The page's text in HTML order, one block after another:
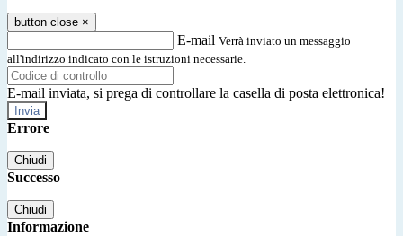
button close ×
E-mail Verrà inviato un messaggio
all'indirizzo indicato con le istruzioni necessarie.
E-mail inviata, si prega di controllare la casella di posta elettronica!
Errore
Chiudi
Successo
Chiudi
Informazione